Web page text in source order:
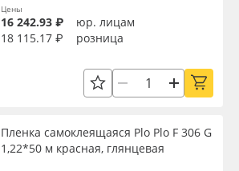
Цены
16 242.93 ₽
юр. лицам
18 115.17 ₽
розница
Пленка самоклеящаяся Plo Plo F 306 G
1,22*50 м красная, глянцевая